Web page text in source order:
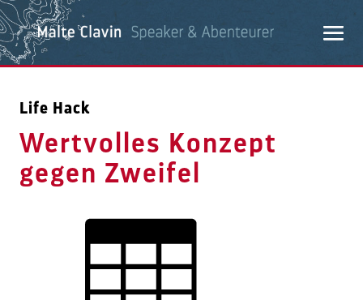
Life Hack
Wertvolles Konzept
gegen Zweifel